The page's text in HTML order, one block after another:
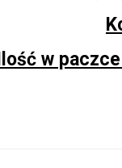
Ilość w